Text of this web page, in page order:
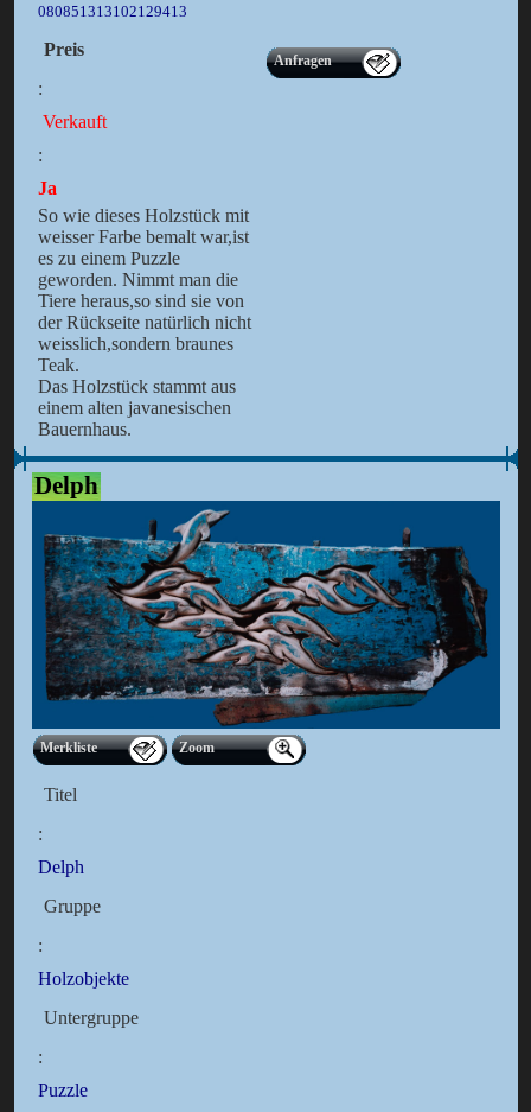
080851313102129413
Preis
:
Anfragen
Verkauft
:
Ja
So wie dieses Holzstück mit
weisser Farbe bemalt war,ist
es zu einem Puzzle
geworden. Nimmt man die
Tiere heraus,so sind sie von
der Rückseite natürlich nicht
weisslich,sondern braunes
Teak.
Das Holzstück stammt aus
einem alten javanesischen
Bauernhaus.
Delph
Merkliste Zoom
Titel
:
Delph
Gruppe
:
Holzobjekte
Untergruppe
:
Puzzle